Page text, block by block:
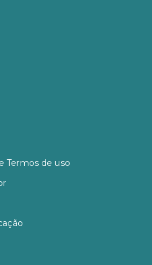
Termos de uso